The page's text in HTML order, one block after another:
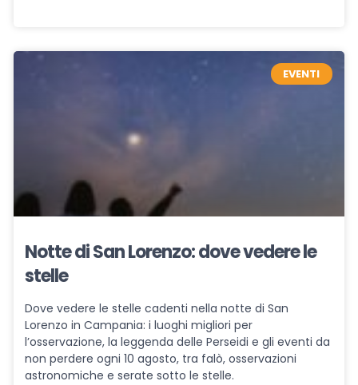
EVENTI
Notte di San Lorenzo: dove vedere le
stelle
Dove vedere le stelle cadenti nella notte di San
Lorenzo in Campania: i luoghi migliori per
l’osservazione, la leggenda delle Perseidi e gli eventi da
non perdere ogni 10 agosto, tra falò, osservazioni
astronomiche e serate sotto le stelle.